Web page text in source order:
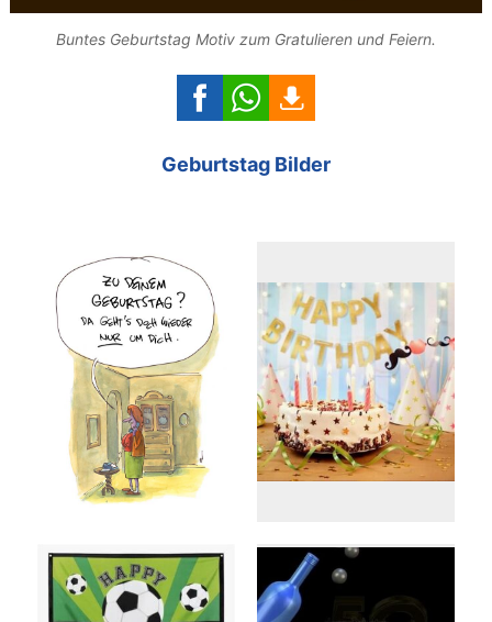
Buntes Geburtstag Motiv zum Gratulieren und Feiern.
Geburtstag Bilder